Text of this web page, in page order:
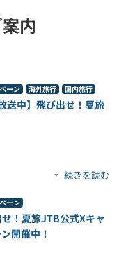
内
ーン 海外旅行 国内旅行
放送中】飛び出せ！夏旅
続きを読む
ーン
！夏旅JTB公式Xキャ
開催中！